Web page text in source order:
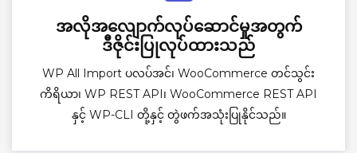
အလိုအလျောက်လုပ်ဆောင်မှုအတွက်
ဒီဇိုင်းပြုလုပ်ထားသည်
WP All Import ပလပ်အင်၊ WooCommerce တင်သွင်း
ကိရိယာ၊ WP REST API၊ WooCommerce REST API
နှင့် WP-CLI တို့နှင့် တွဲဖက်အသုံးပြုနိုင်သည်။